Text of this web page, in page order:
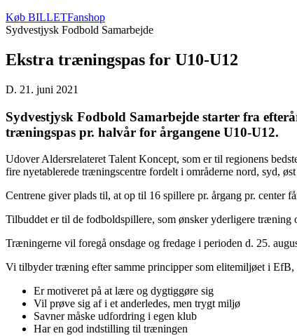
Køb BILLETFanshop
Sydvestjysk Fodbold Samarbejde
Ekstra træningspas for U10-U12
D. 21. juni 2021
Sydvestjysk Fodbold Samarbejde starter fra
træningspas pr. halvår for årgangene U10-U12.
Udover Aldersrelateret Talent Koncept, som er til regionens
fire nyetablerede træningscentre fordelt i områderne nord, syd,
Centrene giver plads til, at op til 16 spillere pr. årgang pr.
Tilbuddet er til de fodboldspillere, som ønsker yderligere
Træningerne vil foregå onsdage og fredage i perioden d. 25.
Vi tilbyder træning efter samme principper som elitemiljøet i EfB,
Er motiveret på at lære og dygtiggøre sig
Vil prøve sig af i et anderledes, men trygt miljø
Savner måske udfordring i egen klub
Har en god indstilling til træningen